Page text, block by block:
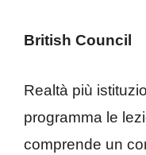
British Council
Realtà più
programma le
comprende un